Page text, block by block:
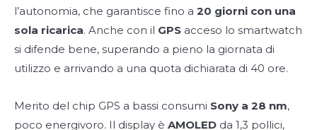
l’autonomia, che garantisce fino a 20 giorni con una
sola ricarica. Anche con il GPS acceso lo smartwatch
si difende bene, superando a pieno la giornata di
utilizzo e arrivando a una quota dichiarata di 40 ore.
Merito del chip GPS a bassi consumi Sony a 28 nm,
poco energivoro. Il display è AMOLED da 1,3 pollici,